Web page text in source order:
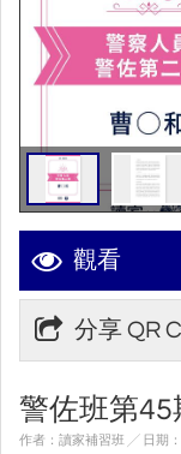
觀看
分享 QR
警佐班第45
作者：讀家補習班 ╱ 日期